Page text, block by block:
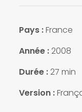
Pays :France
Année :2008
Durée :27 min
Version :